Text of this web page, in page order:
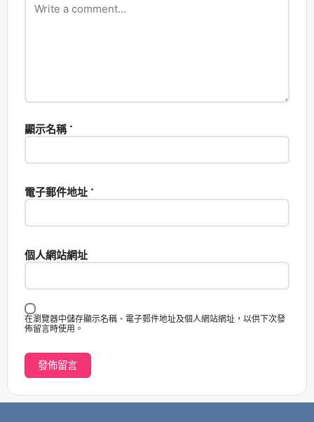
顯示名稱 *
電子郵件地址 *
個人網站網址
在瀏覽器中儲存顯示名稱、電子郵件地址及個人網站網址，以供下次發
佈留言時使用。